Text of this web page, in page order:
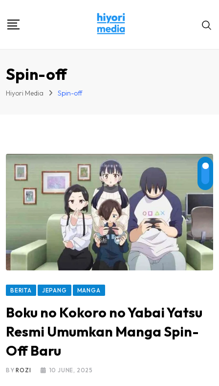
Spin-off
Hiyori Media Spin-off
BERITA JEPANG MANGA
Boku no Kokoro no Yabai Yatsu
Resmi Umumkan Manga Spin-
Off Baru
BYROZI 10 JUNE, 2025